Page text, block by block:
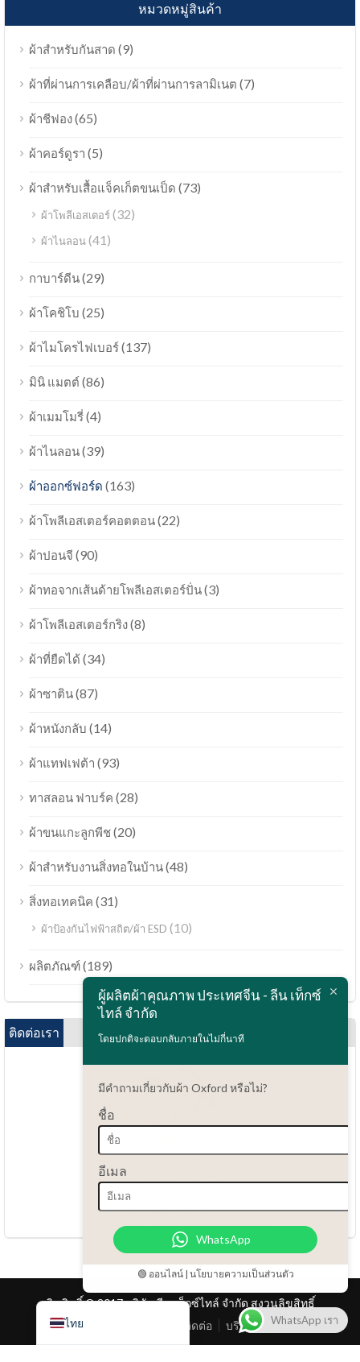
หมวดหมู่สินค้า
ผ้าสำหรับกันสาด (9)
ผ้าที่ผ่านการเคลือบ/ผ้าที่ผ่านการลามิเนต (7)
ผ้าชีฟอง(65)
ผ้าคอร์ดูรา (5)
ผ้าสำหรับเสื้อแจ็คเก็ตขนเป็ด (73)
ผ้าโพลีเอสเตอร์(32)
ผ้าไนลอน(41)
กาบาร์ดีน(29)
ผ้าโคชิโบ (25)
ผ้าไมโครไฟเบอร์(137)
มินิ แมตต์(86)
ผ้าเมมโมรี่(4)
ผ้าไนลอน(39)
ผ้าออกซ์ฟอร์ด (163)
ผ้าโพลีเอสเตอร์คอตตอน(22)
ผ้าปอนจี (90)
ผ้าทอจากเส้นด้ายโพลีเอสเตอร์ปั่น(3)
ผ้าโพลีเอสเตอร์กริง(8)
ผ้าที่ยืดได้(34)
ผ้าซาติน(87)
ผ้าหนังกลับ (14)
ผ้าแทฟเฟต้า (93)
ทาสลอน ฟาบร์ค (28)
ผ้าขนแกะลูกพีช(20)
ผ้าสำหรับงานสิ่งทอในบ้าน(48)
สิ่งทอเทคนิค (31)
ผ้าป้องกันไฟฟ้าสถิต/ผ้า ESD (10)
ผลิตภัณฑ์(189)
ติดต่อเรา
86.15051486055
haiming@leantex.com
24 ชั่วโมงทุกวัน 7 วันต่อสัปดาห์
ลิขสิทธิ์ © 2017 บริษัท ลีน เท็กซ์ไทล์ จำกัด สงวนลิขสิทธิ์
ติดต่อ บริการลูกค้า
ผู้ผลิตผ้าคุณภาพ ประเทศจีน - ลีน เท็กซ์
ไทล์ จำกัด
โดยปกติจะตอบกลับภายในไม่กี่นาที
มีคำถามเกี่ยวกับผ้า Oxford หรือไม่?
ชื่อ
อีเมล
WhatsApp
🟢 ออนไลน์ | นโยบายความเป็นส่วนตัว
WhatsApp เรา
ไทย
English
Español
Português do Brasil
Русский
Türkçe
Bahasa Indonesia
Polski